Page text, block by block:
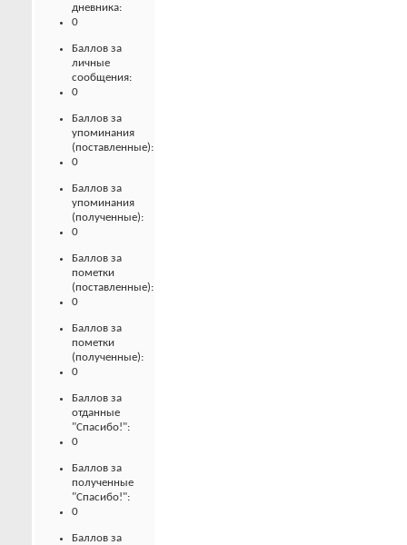
дневника:
0
Баллов за
личные
сообщения:
0
Баллов за
упоминания
(поставленные):
0
Баллов за
упоминания
(полученные):
0
Баллов за
пометки
(поставленные):
0
Баллов за
пометки
(полученные):
0
Баллов за
отданные
"Спасибо!":
0
Баллов за
полученные
"Спасибо!":
0
Баллов за